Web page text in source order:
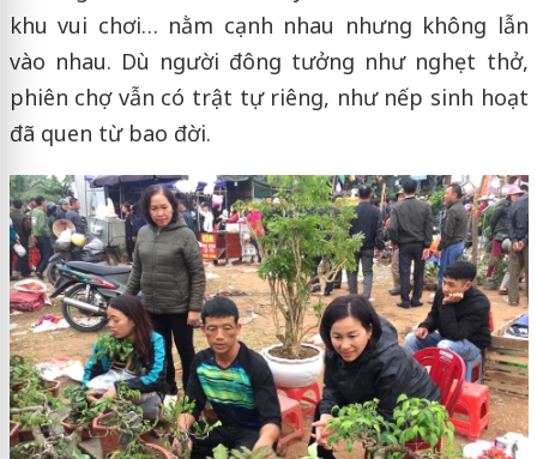
khu vui chơi… nằm cạnh nhau nhưng không lẫn
vào nhau. Dù người đông tưởng như nghẹt thở,
phiên chợ vẫn có trật tự riêng, như nếp sinh hoạt
đã quen từ bao đời.